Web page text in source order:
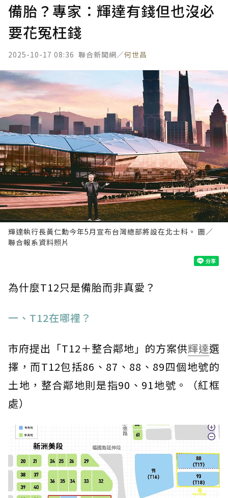
備胎？專家：輝達有錢但也沒必
要花冤枉錢
2025-10-17 08:36 聯合新聞網／何世昌
輝達執行長黃仁勳今年5月宣布台灣總部將設在北士科。 圖／
聯合報系資料照片
為什麼T12只是備胎而非真愛？
一、T12在哪裡？
市府提出「T12＋整合鄰地」的方案供輝達選
擇，而T12包括86、87、88、89四個地號的
土地，整合鄰地則是指90、91地號。（紅框
處）